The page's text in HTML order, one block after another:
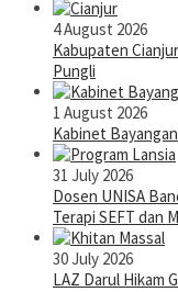
4 August 2026
Kabupaten
Pungli
1 August 2026
Kabinet
31 July 2026
Dosen UNISA
Terapi SEFT dan
30 July 2026
LAZ Darul Hikam